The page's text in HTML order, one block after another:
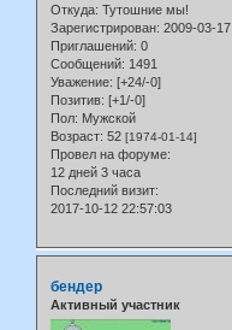
Откуда: Тутошние мы!
Зарегистрирован: 2009-03-17
Приглашений: 0
Сообщений: 1491
Уважение: [+24/-0]
Позитив: [+1/-0]
Пол: Мужской
Возраст: 52 [1974-01-14]
Провел на форуме:
12 дней 3 часа
Последний визит:
2017-10-12 22:57:03
бендер
Активный участник